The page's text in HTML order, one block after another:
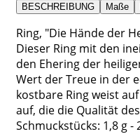
BESCHREIBUNG Maße
Ring, "Die Hände der
Dieser Ring mit den
den Ehering der
Wert der Treue in der
kostbare Ring weist
auf, die die Qualität
Schmuckstücks: 1,8 g